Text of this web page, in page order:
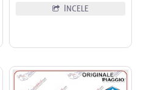
İNCELE